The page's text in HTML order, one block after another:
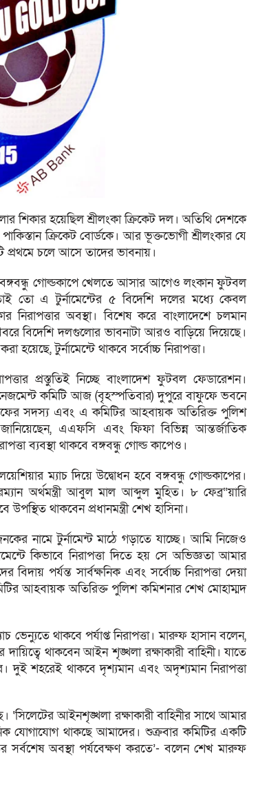
শিকার হয়েছিল শ্রীলংকা ক্রিকেট দল। অতিথি দেশকে
ক্রিকেট বোর্ডকে। আর ভূক্তভোগী শ্রীলংকার যে
প্রথমে চলে আসে তাদের ভাবনায়।
বঙ্গবন্ধু গোল্ডকাপে খেলতে আসার আগেও লংকান ফুটবল
তো এ টুর্নামেন্টের ৫ বিদেশি দলের মধ্যে কেবল
অবস্থা। বিশেষ করে বাংলাদেশে চলমান
খবরে বিদেশি দলগুলোর ভাবনাটা আরও বাড়িয়ে দিয়েছে।
টুর্নামেন্টে থাকবে সর্বোচ্চ নিরাপত্তা।
প্রস্তুতিই নিচ্ছে বাংলাদেশ ফুটবল ফেডারেশন।
কমিটি আজ (বৃহস্পতিবার) দুপুরে বাফুফে ভবনে
সদস্য এবং এ কমিটির আহবায়ক অতিরিক্ত পুলিশ
এএফসি এবং ফিফা বিভিন্ন আন্তর্জাতিক
ব্যবস্থা থাকবে বঙ্গবন্ধু গোল্ড কাপেও।
ম্যাচ দিয়ে উদ্বোধন হবে বঙ্গবন্ধু গোল্ডকাপের।
অর্থমন্ত্রী আবুল মাল আব্দুল মুহিত। ৮ ফেব্র“য়ারি
থাকবেন প্রধানমন্ত্রী শেখ হাসিনা।
নামে টুর্নামেন্ট মাঠে গড়াতে যাচ্ছে। আমি নিজেও
কিভাবে নিরাপত্তা দিতে হয় সে অভিজ্ঞতা আমার
পর্যন্ত সার্বক্ষনিক এবং সর্বোচ্চ নিরাপত্তা দেয়া
আহবায়ক অতিরিক্ত পুলিশ কমিশনার শেখ মোহাম্মদ
ভেন্যুতে থাকবে পর্যাপ্ত নিরাপত্তা। মারুফ হাসান বলেন,
দায়িত্বে থাকবেন আইন শৃঙ্খলা রক্ষাকারী বাহিনী। যাতে
দুই শহরেই থাকবে দৃশ্যমান এবং অদৃশ্যমান নিরাপত্তা
‘সিলেটের আইনশৃঙ্খলা রক্ষাকারী বাহিনীর সাথে আমার
যোগাযোগ থাকছে আমাদের। শুক্রবার কমিটির একটি
সর্বশেষ অবস্থা পর্যবেক্ষণ করতে’- বলেন শেখ মারুফ